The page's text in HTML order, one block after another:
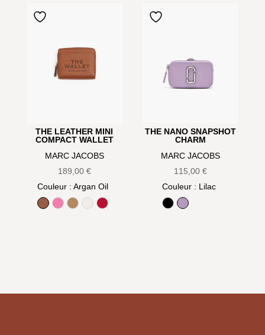
THE LEATHER MINI
COMPACT WALLET
MARC JACOBS
189,00 €
Couleur : Argan Oil
Argan Oil
Bow pink
CamelCottonTrue Red
THE NANO SNAPSHOT
CHARM
MARC JACOBS
115,00€
Couleur : Lilac
BlackLilac